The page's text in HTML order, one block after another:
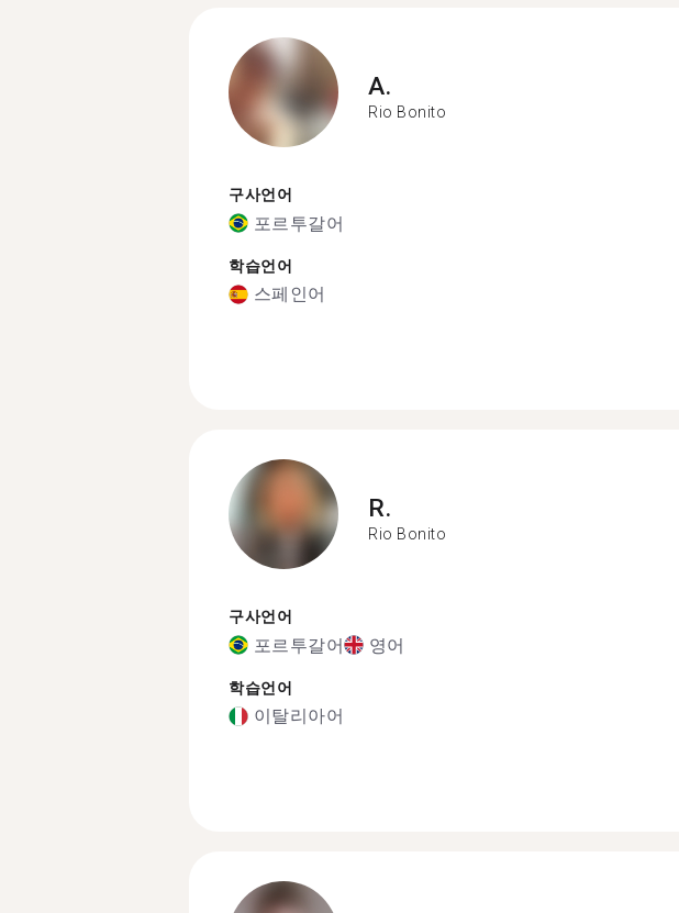
A.
Rio Bonito
구사언어
포르투갈어
학습언어
스페인어
R.
Rio Bonito
구사언어
포르투갈어 영어
학습언어
이탈리아어